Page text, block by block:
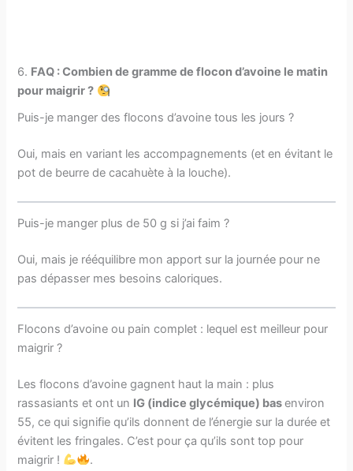
6. FAQ : Combien de gramme de flocon d’avoine le matin
pour maigrir​ ?
Puis-je manger des flocons d’avoine tous les jours ?
Oui, mais en variant les accompagnements (et en évitant le
pot de beurre de cacahuète à la louche).
Puis-je manger plus de 50 g si j’ai faim ?
Oui, mais je rééquilibre mon apport sur la journée pour ne
pas dépasser mes besoins caloriques.
Flocons d’avoine ou pain complet : lequel est meilleur pour
maigrir ?
Les flocons d’avoine gagnent haut la main : plus
rassasiants et ont un IG (indice glycémique) basenviron
55, ce qui signifie qu’ils donnent de l’énergie sur la durée et
évitent les fringales. C’est pour ça qu’ils sont top pour
maigrir !
.